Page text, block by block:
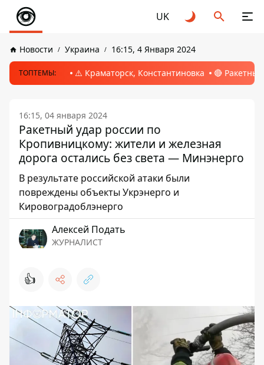
UK
Новости Украина 16:15, 4 Января 2024
ТОПТЕМЫ: ⚠️ Краматорск, Константиновка 🔴
16:15, 04 января 2024
Ракетный удар россии по
Кропивницкому: жители и железная
дорога остались без света — Минэнерго
В результате российской атаки были
повреждены объекты Укрэнерго и
Кировоградоблэнерго
Алексей Подать
ЖУРНАЛИСТ
👍